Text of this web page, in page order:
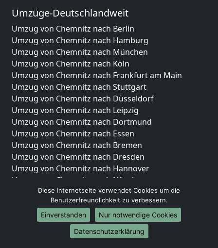
Umzüge-Deutschlandweit
Umzug von Chemnitz nach Berlin
Umzug von Chemnitz nach Hamburg
Umzug von Chemnitz nach München
Umzug von Chemnitz nach Köln
Umzug von Chemnitz nach Frankfurt am Main
Umzug von Chemnitz nach Stuttgart
Umzug von Chemnitz nach Düsseldorf
Umzug von Chemnitz nach Leipzig
Umzug von Chemnitz nach Dortmund
Umzug von Chemnitz nach Essen
Umzug von Chemnitz nach Bremen
Umzug von Chemnitz nach Dresden
Umzug von Chemnitz nach Hannover
Umzug von Chemnitz nach Nürnberg
Umzug von Chemnitz nach Duisburg
Umzug von Chemnitz nach Bochum
Umzug von Chemnitz nach Wuppertal
Umzug von Chemnitz nach Bielefeld
Umzug von Chemnitz nach Bonn
Diese Internetseite verwendet Cookies um die
Benutzerfreundlichkeit zu verbessern.
Einverstanden
Nur notwendige Cookies
Datenschutzerklärung